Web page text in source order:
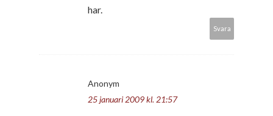
har.
Svara
Anonym
25 januari 2009 kl. 21:57